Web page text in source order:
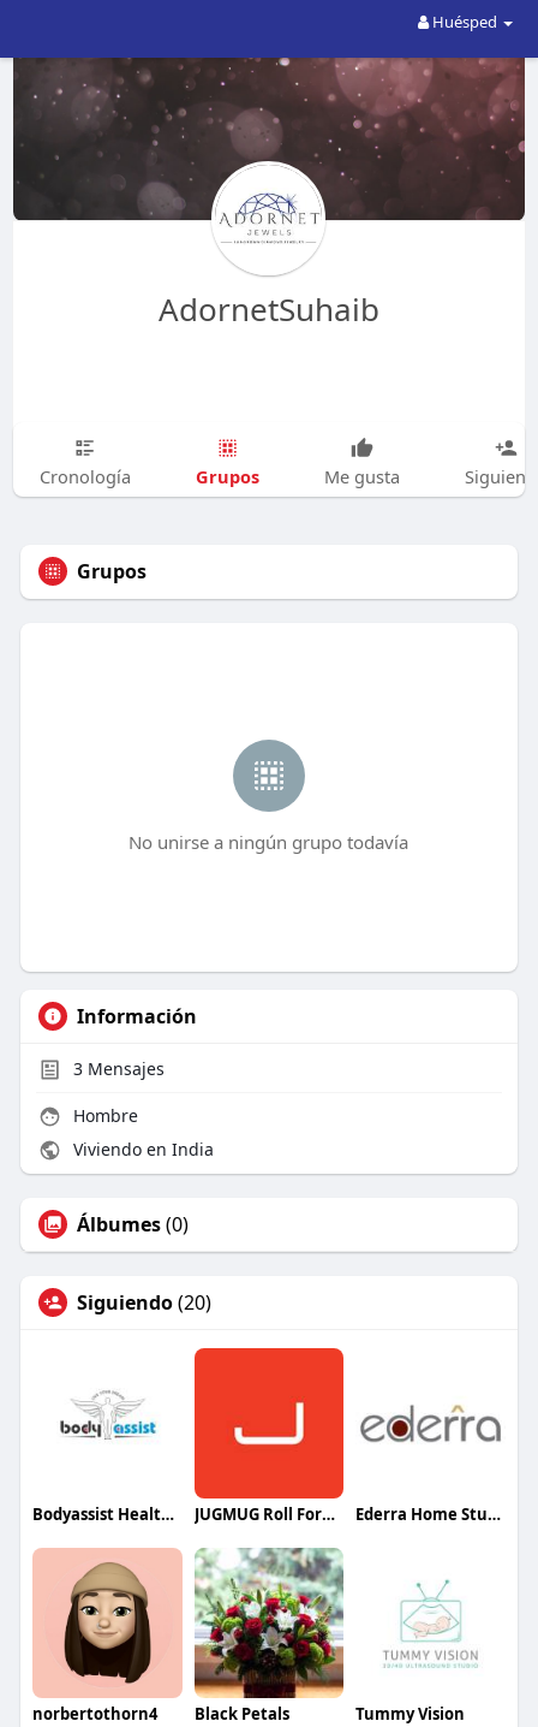
Huésped
AdornetSuhaib
Cronología Grupos Me gusta
Grupos
No unirse a ningún grupo todavía
Información
3Mensajes
Hombre
Viviendo en India
Álbumes(0)
Siguiendo(20)
Bodyassist Health and Wellness JUGMUG Roll Forming Ederra Home Studio
norbertothorn4 Black Petals Tummy Vision